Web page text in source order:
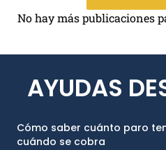
No hay más publicaciones
Cómo saber cuánto paro
cuándo se cobra
AYUDAS